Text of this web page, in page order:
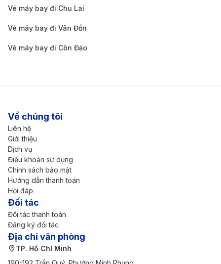
của dãy núi Pyrenees.
Khám phá các địa điểm nổi tiếng tại Pau
Château de Pau:Lâu đài cổ kính, nơi sinh của vua
khoảng 1,8 km, từ đây bạn có thể ngắm nhìn toàn
cảnh dãy núi Pyrenees hùng vĩ.
Musée des Beaux-Arts de Pau:
trưng bày các tác phẩm nghệ thuật từ thế kỷ 15
đến nay, bao gồm nhiều kiệt tác của nghệ sĩ châu
Âu.
Funiculaire de Pau:
nối trung tâm thành phố với nhà ga Pau, mang đến
trải nghiệm thú vị và góc nhìn toàn cảnh thành
phố.
Vé máy bay đi Chu Lai
Vé máy bay đi Vân Đồn
Vé máy bay đi Côn Đảo
Về chúng tôi
Liên hệ
Giới thiệu
Dịch vụ
Điều khoản sử dụng
Chính sách bảo mật
Hướng dẫn thanh toán
Hỏi đáp
Đối tác
Đối tác thanh toán
Đăng ký đối tác
Địa chỉ văn phòng
TP. Hồ Chí Minh